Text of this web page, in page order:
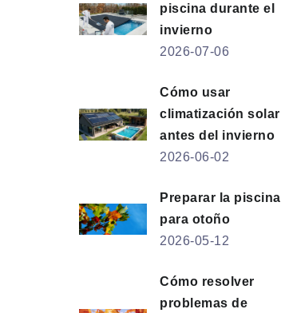
piscina durante el
invierno
2026-07-06
Cómo usar
climatización solar
antes del invierno
2026-06-02
Preparar la piscina
para otoño
2026-05-12
Cómo resolver
problemas de